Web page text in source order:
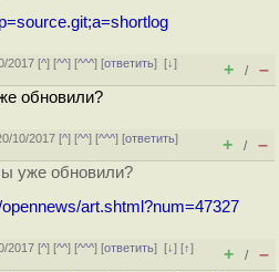
2017 [^] [^^] [^^^] [ответить][↓]
+ / –
обновили?
10/2017 [^] [^^] [^^^] [ответить]
+ / –
уже обновили?
art.shtml?num=47327
2017 [^] [^^] [^^^] [ответить][↓] [↑]
+ / –